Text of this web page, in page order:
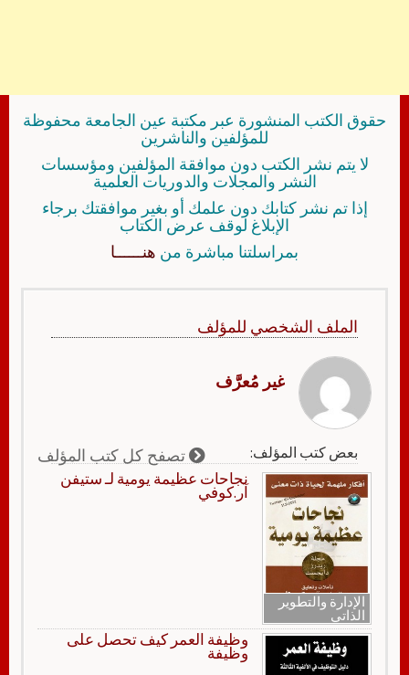
حقوق الكتب المنشورة عبر مكتبة عين الجامعة محفوظة
للمؤلفين والناشرين
لا يتم نشر الكتب دون موافقة المؤلفين ومؤسسات
النشر والمجلات والدوريات العلمية
إذا تم نشر كتابك دون علمك أو بغير موافقتك برجاء
الإبلاغ لوقف عرض الكتاب
بمراسلتنا مباشرة من هنــــــا
الملف الشخصي للمؤلف
غير مُعرَّف
بعض كتب المؤلف: تصفح كل كتب المؤلف
الإدارة والتطوير
الذاتي
نجاحات عظيمة يومية لـ ستيفن
آر.كوفي
وظيفة العمر كيف تحصل على
وظيفة